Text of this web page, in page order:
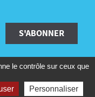
S'ABONNER
2026 - Tous droits
le contrôle sur ceux que
Personnaliser